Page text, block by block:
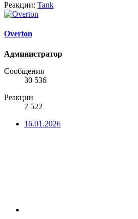
Реакции: Tank
Overton
Администратор
Сообщения
30 536
Реакции
7 522
16.01.2026